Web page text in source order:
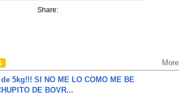
Share:
More
5kg!!! SI NO ME LO COMO ME BE
DE BOVR...